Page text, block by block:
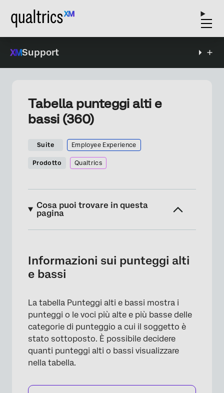
Support
Tabella punteggi alti e
bassi (360)
Suite Employee Experience
Prodotto Qualtrics
Cosa puoi trovare in questa
pagina
Origine dati
Logica di visualizzazione
Posizioni decimali
Numero di righe alte e basse
Mostra pareggi
Nomi di intestazione e di colonna
Piè di pagina
Informazioni sui punteggi alti
e bassi
La tabella Punteggi alti e bassi mostra i
punteggi o le voci più alte e più basse delle
categorie di punteggio a cui il soggetto è
stato sottoposto. È possibile decidere
quanti punteggi alti o bassi visualizzare
nella tabella.